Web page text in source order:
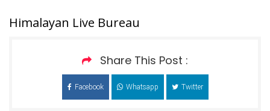
Himalayan Live Bureau
Share This Post :
Facebook Whatsapp Twitter